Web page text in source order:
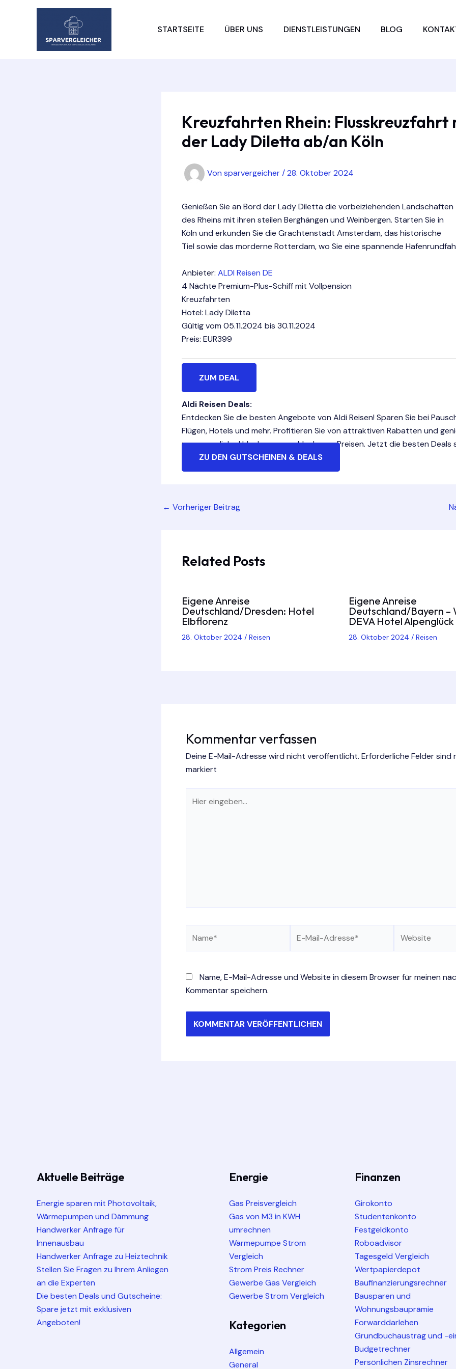
STARTSEITE ÜBER UNS DIENSTLEISTUNGEN BLOG
Kreuzfahrten Rhein: Flusskreuzfahrt
der Lady Diletta ab/an Köln
Von sparvergeicher /28. Oktober 2024
Genießen Sie an Bord der Lady Diletta die vorbeiziehenden Landschaften
des Rheins mit ihren steilen Berghängen und Weinbergen. Starten Sie in
Köln und erkunden Sie die Grachtenstadt Amsterdam, das historische
Tiel sowie das morderne Rotterdam, wo Sie eine spannende
Anbieter: ALDI Reisen DE
4 Nächte Premium-Plus-Schiff mit Vollpension
Kreuzfahrten
Hotel: Lady Diletta
Gültig vom 05.11.2024 bis 30.11.2024
Preis: EUR399
ZUM DEAL
Aldi Reisen Deals:
Entdecken Sie die besten Angebote von Aldi Reisen! Sparen Sie bei
Flügen, Hotels und mehr. Profitieren Sie von attraktiven Rabatten und
unvergessliche Urlaube zu unschlagbaren Preisen. Jetzt die besten Deals
ZU DEN GUTSCHEINEN & DEALS
Post
← Vorheriger Beitrag
Related Posts
Eigene Anreise
Deutschland/Dresden: Hotel
Elbflorenz
28. Oktober 2024 / Reisen
Eigene Anreise
Deutschland/Bayern –
DEVA Hotel Alpenglück
28. Oktober 2024 / Reisen
Kommentar verfassen
Deine E-Mail-Adresse wird nicht veröffentlicht. Erforderliche Felder sind
markiert
eingeben…
Mail-
Name, E-Mail-Adresse und Website in diesem Browser für meinen
Kommentar speichern.
Aktuelle Beiträge
Energie sparen mit Photovoltaik,
Wärmepumpen und Dämmung
Handwerker Anfrage für
Innenausbau
Handwerker Anfrage zu Heiztechnik
Stellen Sie Fragen zu Ihrem Anliegen
an die Experten
Die besten Deals und Gutscheine:
Spare jetzt mit exklusiven
Angeboten!
Energie
Gas Preisvergleich
Gas von M3 in KWH
umrechnen
Wärmepumpe Strom
Vergleich
Strom Preis Rechner
Gewerbe Gas Vergleich
Gewerbe Strom Vergleich
Kategorien
Allgemein
General
Finanzen
Girokonto
Studentenkonto
Festgeldkonto
Roboadvisor
Tagesgeld Vergleich
Wertpapierdepot
Baufinanzierungsrechner
Bausparen und
Wohnungsbauprämie
Forwarddarlehen
Grundbuchaustrag und -
Budgetrechner
Persönlichen Zinsrechner